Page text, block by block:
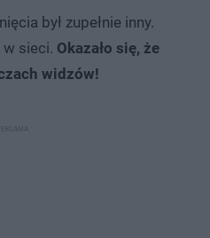
był zupełnie inny.
sieci. Okazało się, że
widzów!